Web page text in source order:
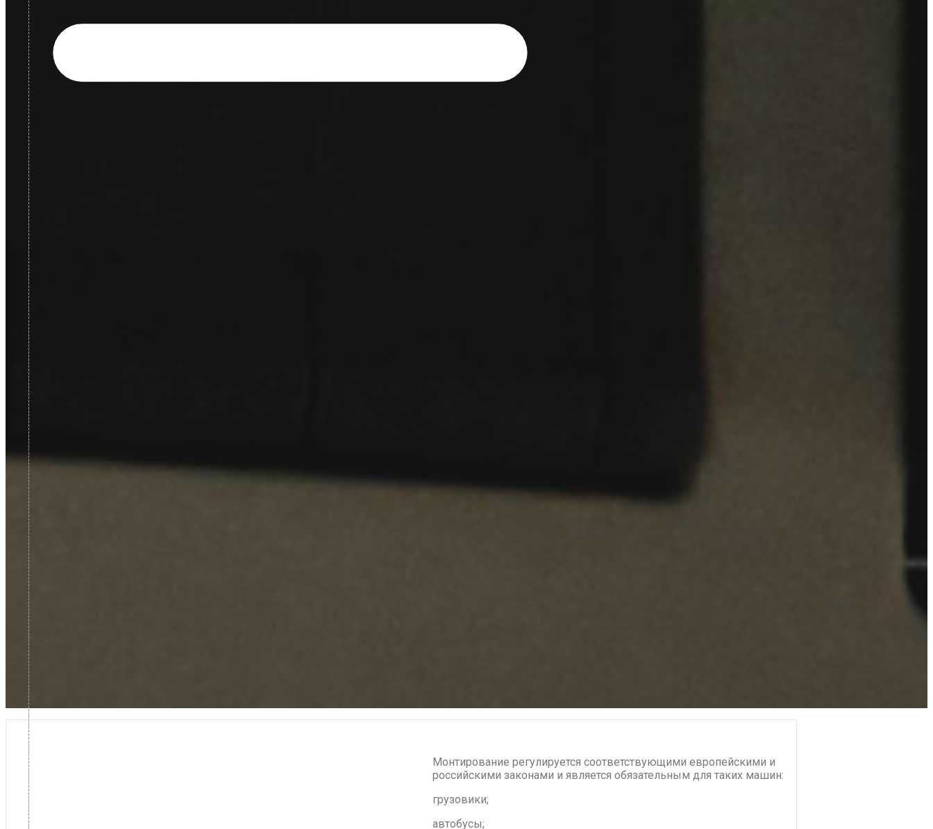
Монтирование регулируется соответствующими европейскими и
российскими законами и является обязательным для таких машин:
грузовики;
автобусы;